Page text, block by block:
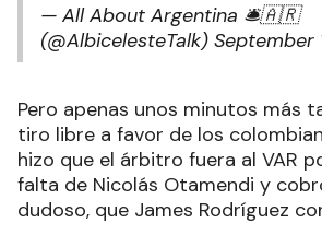
— All About Argentina 🛎🇦🇷
(@AlbicelesteTalk) September
Pero apenas unos minutos más
tiro libre a favor de los
hizo que el árbitro fuera al VAR
falta de Nicolás Otamendi y
dudoso, que James Rodríguez